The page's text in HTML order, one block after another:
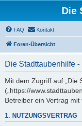
Die
FAQ Kontakt
Foren-Übersicht
Die Stadttaubenhilfe
Mit dem Zugriff auf „Die
(„https://
Betreiber ein Vertrag
1. NUTZUNGSVERTRAG